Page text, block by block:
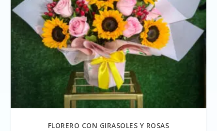
FLORERO CON GIRASOLES Y ROSAS